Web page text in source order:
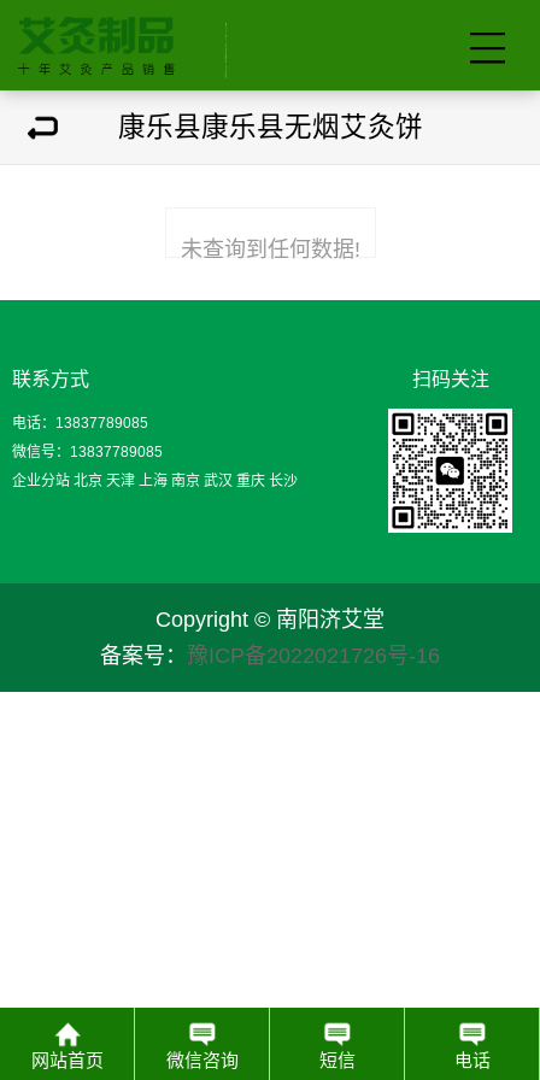
康乐县康乐县无烟艾灸饼
未查询到任何数据!
联系方式
电话：13837789085
微信号：13837789085
企业分站 北京 天津 上海 南京 武汉 重庆 长沙
扫码关注
Copyright © 南阳济艾堂
备案号： 豫ICP备2022021726号-16
网站首页 微信咨询 短信 电话